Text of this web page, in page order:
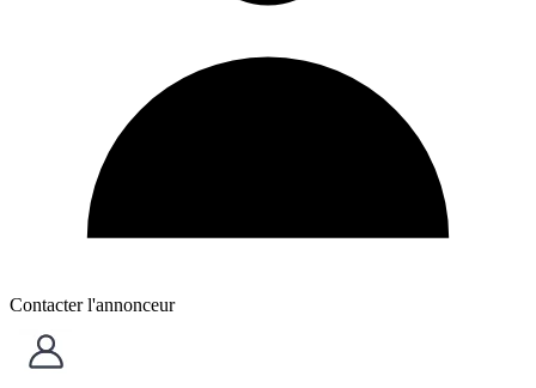
Contacter l'annonceur